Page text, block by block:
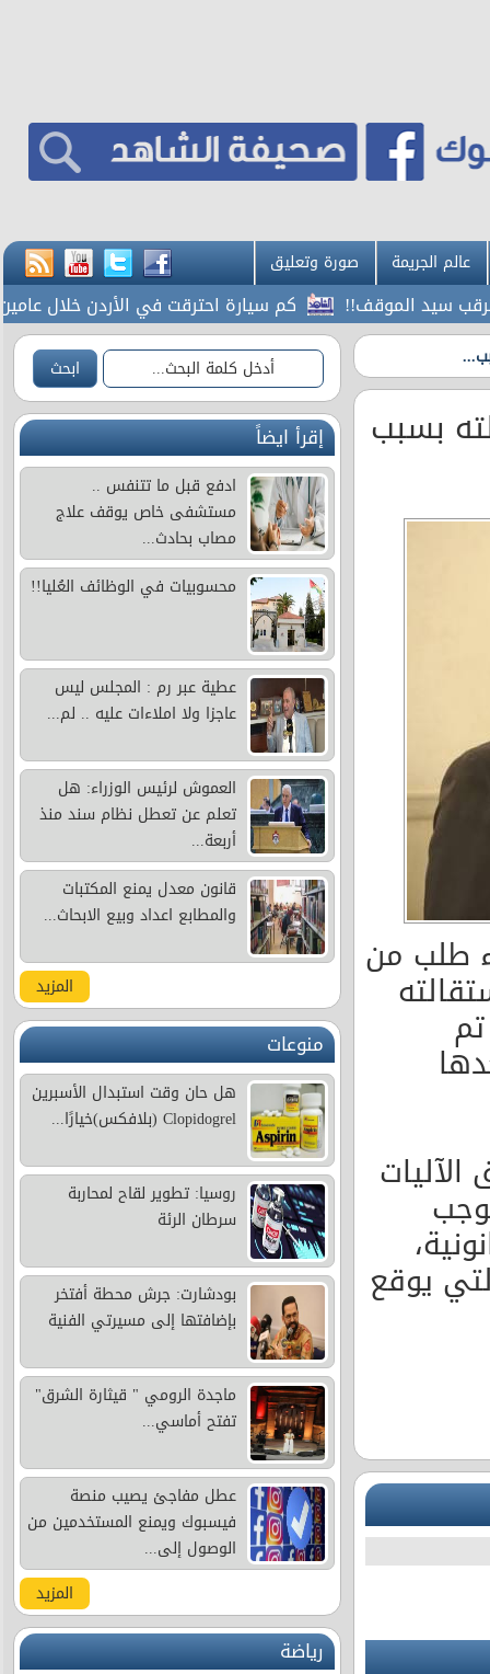
عالم الجريمة صورة وتعليق
سيد الموقف!! كم سيارة احترقت في الأردن خلال عامين
بسبب
طلب من
استقالته
يوقع
إقرأ ايضاً
ادفع قبل ما تتنفس ..
مستشفى خاص يوقف علاج
مصاب بحادث...
محسوبيات في الوظائف العُليا!!
عطية عبر رم : المجلس ليس
عاجزا ولا املاءات عليه .. لم...
العموش لرئيس الوزراء: هل
تعلم عن تعطل نظام سند منذ
أربعة...
قانون معدل يمنع المكتبات
والمطابع اعداد وبيع الابحاث...
المزيد
منوعات
هل حان وقت استبدال الأسبرين
Clopidogrel (بلافكس)خيارًا...
روسيا: تطوير لقاح لمحاربة
سرطان الرئة
بودشارت: جرش محطة أفتخر
بإضافتها إلى مسيرتي الفنية
ماجدة الرومي " قيثارة الشرق"
تفتح أماسي...
عطل مفاجئ يصيب منصة
فيسبوك ويمنع المستخدمين من
الوصول إلى...
المزيد
رياضة